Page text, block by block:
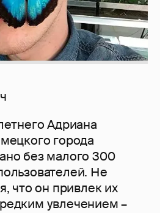
Адриана
города
без малого 300
Не
что он привлек их
увлечением –